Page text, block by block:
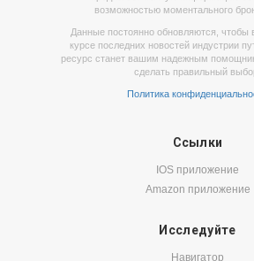
возможностью моментального
Данные постоянно обновляются, чтобы
курсе последних новостей индустрии
ресурс станет вашим надежным
сделать правильный
Политика
Ссылки
IOS приложение
Amazon приложение
Исследуйте
Навигатор